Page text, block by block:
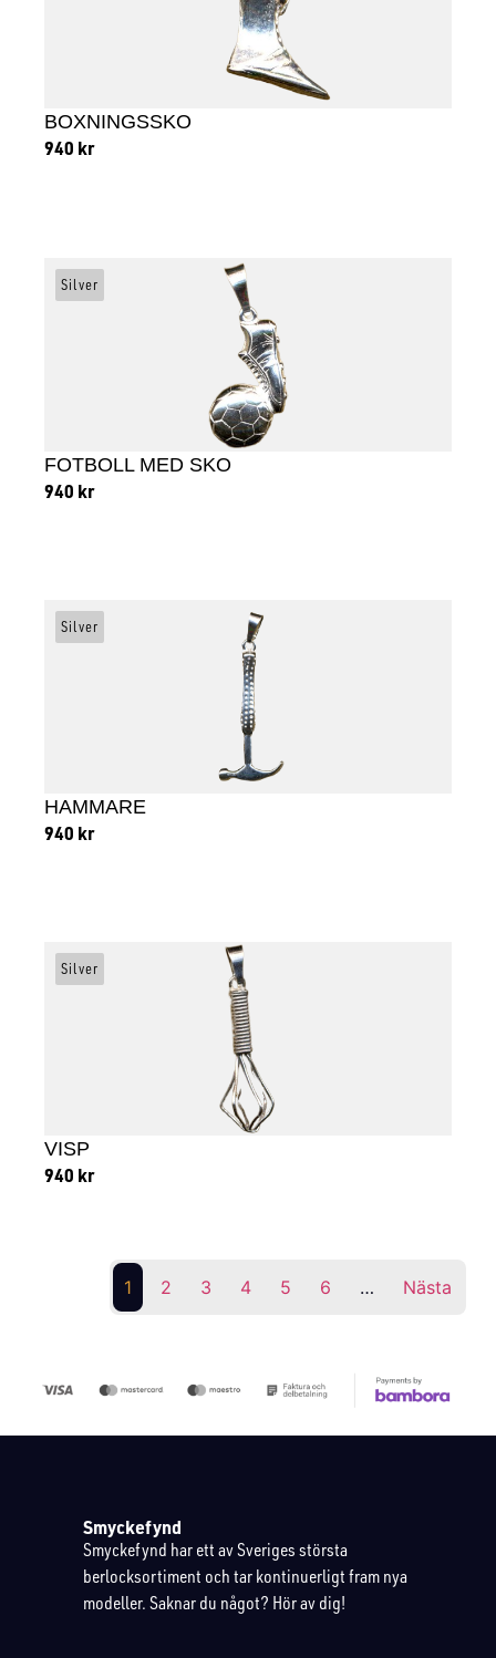
BOXNINGSSKO
940 kr
FOTBOLL MED SKO
940 kr
Silver
HAMMARE
940 kr
Silver
VISP
940 kr
Silver
1 2 3 4 5 6 … Nästa
Smyckefynd
Smyckefynd har ett av Sveriges största
berlocksortiment och tar kontinuerligt fram nya
modeller. Saknar du något? Hör av dig!